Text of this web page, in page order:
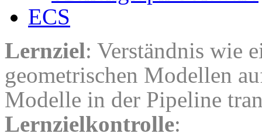
ECS
Lernziel: Verständnis wie
geometrischen Modellen
Modelle in der Pipeline
Lernzielkontrolle: